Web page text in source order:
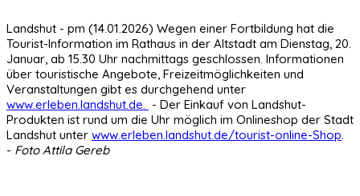
Landshut - pm (14.01.2026) Wegen einer Fortbildung hat die
Tourist-Information im Rathaus in der Altstadt am Dienstag, 20.
Januar, ab 15.30 Uhr nachmittags geschlossen. Informationen
über touristische Angebote, Freizeitmöglichkeiten und
Veranstaltungen gibt es durchgehend unter
www.erleben.landshut.de. - Der Einkauf von Landshut-
Produkten ist rund um die Uhr möglich im Onlineshop der Stadt
Landshut unter www.erleben.landshut.de/tourist-online-Shop.
- Foto Attila Gereb